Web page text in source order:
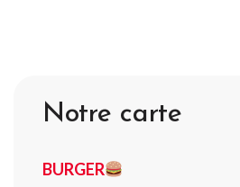
Notre carte
BURGER